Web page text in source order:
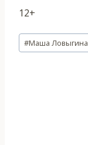
12+
Метки
записи:
#Маша Ловыгина